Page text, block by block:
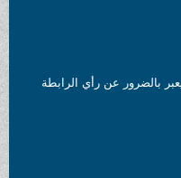
بالضرور عن رأي الرابطة